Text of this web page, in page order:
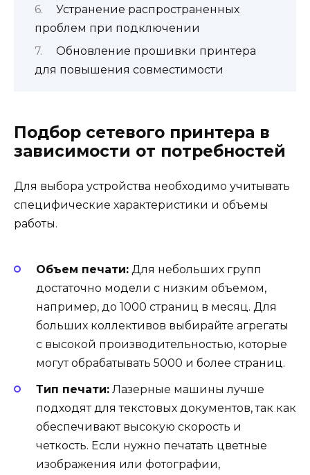
Устранение распространенных
проблем при подключении
Обновление прошивки принтера
для повышения совместимости
Подбор сетевого принтера в
зависимости от потребностей
Для выбора устройства необходимо учитывать
специфические характеристики и объемы
работы.
Объем печати: Для небольших групп
достаточно модели с низким объемом,
например, до 1000 страниц в месяц. Для
больших коллективов выбирайте агрегаты
с высокой производительностью, которые
могут обрабатывать 5000 и более страниц.
Тип печати: Лазерные машины лучше
подходят для текстовых документов, так как
обеспечивают высокую скорость и
четкость. Если нужно печатать цветные
изображения или фотографии,